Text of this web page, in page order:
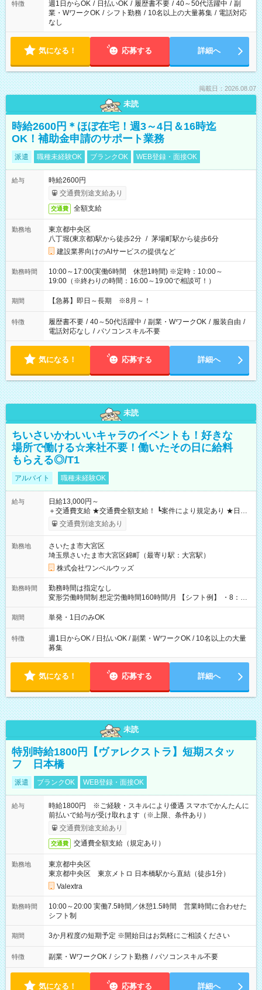
特徴 週1日からOK / 日払いOK / 履歴書不要 / 40～50代活躍中 / 副
業・WワークOK / シフト勤務 / 10名以上の大量募集 / 電話対応
なし
気になる！ 応募する 詳細へ
掲載日：2026.08.07
未読
時給2600円＊ほぼ在宅！週3～4日＆16時迄
OK！補助金申請のサポート業務
派遣 職種未経験OK ブランクOK WEB登録・面接OK
給与
時給2600円
交通費別途支給あり
交通費 全額支給
勤務地
東京都中央区
八丁堀(東京都)駅から徒歩2分 / 茅場町駅から徒歩6分
建設業界向けのAIサービスの提供など
勤務時間
10:00～17:00(実働6時間 休憩1時間) ※定時：10:00～
19:00（※終わりの時間：16:00～19:00で相談可！）
期間 【急募】即日～長期 ※8月～！
特徴 履歴書不要 / 40～50代活躍中 / 副業・WワークOK / 服装自由 /
電話対応なし / パソコンスキル不要
気になる！ 応募する 詳細へ
未読
ちいさいかわいいキャラのイベントも！好きな
場所で働ける☆来社不要！働いたその日に給料
もらえる◎/T1
アルバイト 職種未経験OK
給与
日給13,000円～
＋交通費支給 ★交通費全額支給！ ┗案件により規定あり ★日払
いOK！（規定あり） ┗働いたその日に現金GET♪ お仕事後はコ
ンビニATMから 日払い分を引き落とせます！ 【試用期間】試
交通費別途支給あり
勤務地
さいたま市大宮区
埼玉県さいたま市大宮区錦町（最寄り駅：大宮駅）
株式会社ワンベルウッズ
勤務時間
勤務時間は指定なし
変形労働時間制 想定労働時間160時間/月 【シフト例】 ・8：00
～21：00
期間 単発・1日のみOK
特徴
週1日からOK / 日払いOK / 副業・WワークOK / 10名以上の大量
募集
気になる！ 応募する 詳細へ
未読
特別時給1800円【ヴァレクストラ】短期スタッ
フ 日本橋
派遣 ブランクOK WEB登録・面接OK
給与
時給1800円 ※ご経験・スキルにより優遇 スマホでかんたんに
前払いで給与が受け取れます（※上限、条件あり）
交通費別途支給あり
交通費 交通費全額支給（規定あり）
勤務地
東京都中央区
東京都中央区 東京メトロ 日本橋駅から直結（徒歩1分）
Valextra
勤務時間
10:00～20:00 実働7.5時間／休憩1.5時間 営業時間に合わせた
シフト制
期間 3か月程度の短期予定 ※開始日はお気軽にご相談ください
特徴 副業・WワークOK / シフト勤務 / パソコンスキル不要
気になる！ 応募する 詳細へ